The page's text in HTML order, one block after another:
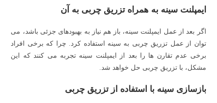
ایمپلنت سینه به همراه تزریق چربی به آن
اگر بعد از عمل ایمپلنت سینه، باز هم نیاز به بهبودهای جزئی باشد، می
توان از عمل تزریق چربی به سینه استفاده کرد. چرا که برخی افراد
برخی عدم تقارن ها را بعد از ایمپلنت سینه تجربه می کنند که این
مشکل، با تزریق چربی حل خواهد شد.
بازسازی سینه با استفاده از تزریق چربی